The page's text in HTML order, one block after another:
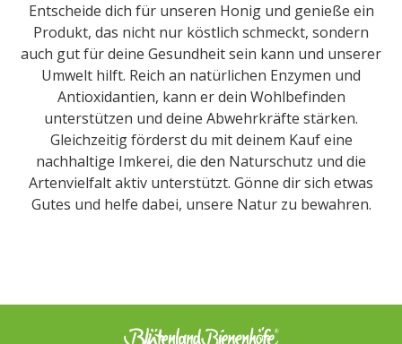
Entscheide dich für unseren Honig und genieße ein
Produkt, das nicht nur köstlich schmeckt, sondern
auch gut für deine Gesundheit sein kann und unserer
Umwelt hilft. Reich an natürlichen Enzymen und
Antioxidantien, kann er dein Wohlbefinden
unterstützen und deine Abwehrkräfte stärken.
Gleichzeitig förderst du mit deinem Kauf eine
nachhaltige Imkerei, die den Naturschutz und die
Artenvielfalt aktiv unterstützt. Gönne dir sich etwas
Gutes und helfe dabei, unsere Natur zu bewahren.